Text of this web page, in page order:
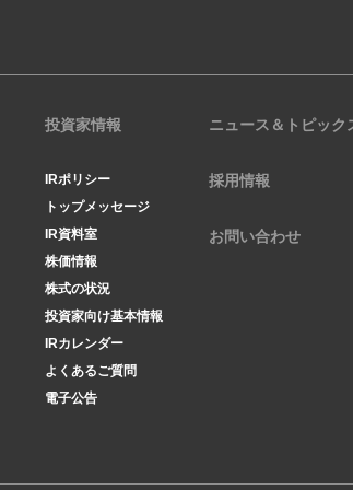
投資家情報
IRポリシー
トップメッセージ
IR資料室
株価情報
株式の状況
投資家向け基本情報
IRカレンダー
よくあるご質問
電子公告
ニュース＆トピック
採用情報
お問い合わせ